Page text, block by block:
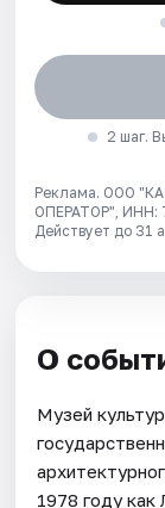
2 шаг.
Реклама. ООО
ОПЕРАТОР", ИНН:
Действует до 31
О
Музей
1978 году